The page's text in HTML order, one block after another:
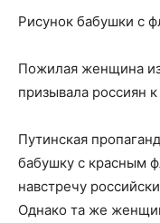
Рисунок бабушки с
Пожилая женщина
призывала россиян
Путинская
бабушку с красным
навстречу
Однако та же